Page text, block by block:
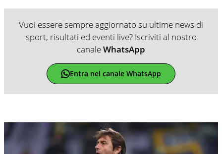
Vuoi essere sempre aggiornato su ultime news di
sport, risultati ed eventi live? Iscriviti al nostro
canaleWhatsApp
Entra nel canale WhatsApp